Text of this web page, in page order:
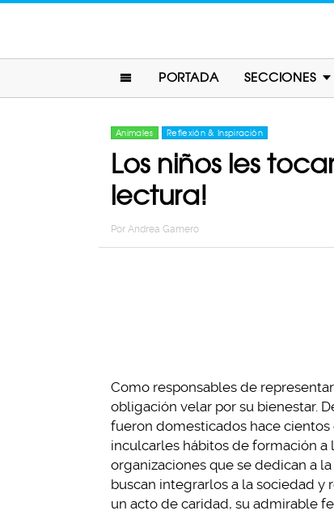
PORTADA SECCIONES
Animales Reflexión & Inspiración
Los niños les
lectura!
Por Andrea Gamero
Como responsables de
obligación velar por su bienestar.
fueron domesticados hace cientos
inculcarles hábitos de formación a
organizaciones que se dedican a
buscan integrarlos a la sociedad
un acto de caridad, su admirable